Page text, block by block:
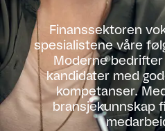
Finanssektoren
spesialistene våre
Moderne bedrifter
kandidater med
kompetanser.
bransjekunnskap